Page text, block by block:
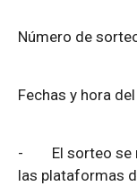
Número
Fechas y
- El sorteo se
las plataformas